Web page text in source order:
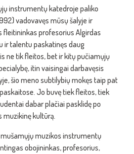
instrumentų katedroje paliko
vadovavęs mūsų šalyje ir
fleitininkas profesorius Algirdas
ir talentu paskatinęs daug
ne tik fleitos, bet ir kitų pučiamųjų
itin vaisingai darbavęsis
šio meno subtilybių mokęs taip pat
Jo buvę tiek fleitos, tiek
dabar plačiai pasklidę po
muzikinę kultūrą.
muzikos instrumentų
obojininkas, profesorius,